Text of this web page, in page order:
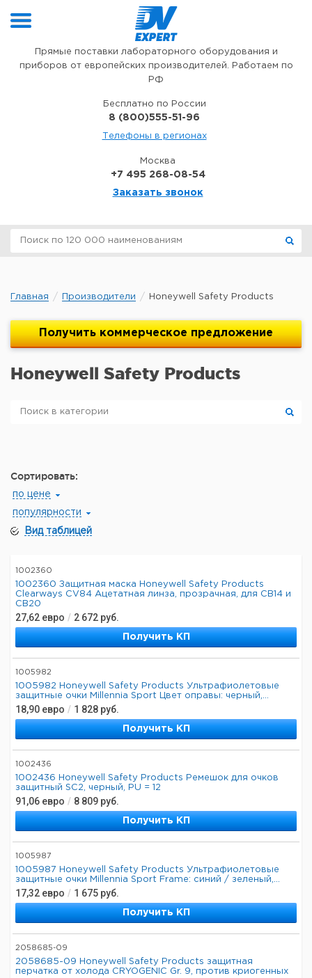
Прямые поставки лабораторного оборудования и
приборов от европейских производителей. Работаем по
РФ
Бесплатно по России
8 (800)555-51-96
Телефоны в регионах
Москва
+7 495 268-08-54
Заказать звонок
Главная Производители Honeywell Safety Products
Получить коммерческое предложение
Honeywell Safety Products
Сортировать:
по цене
популярности
Вид таблицей
1002360
1002360 Защитная маска Honeywell Safety Products
Clearways CV84 Ацетатная линза, прозрачная, для CB14 и
CB20
27,62 евро / 2 672 руб.
Получить КП
1005982
1005982 Honeywell Safety Products Ультрафиолетовые
защитные очки Millennia Sport Цвет оправы: черный,...
18,90 евро / 1 828 руб.
Получить КП
1002436
1002436 Honeywell Safety Products Ремешок для очков
защитный SC2, черный, PU = 12
91,06 евро / 8 809 руб.
Получить КП
1005987
1005987 Honeywell Safety Products Ультрафиолетовые
защитные очки Millennia Sport Frame: синий / зеленый,...
17,32 евро / 1 675 руб.
Получить КП
2058685-09
2058685-09 Honeywell Safety Products защитная
перчатка от холода CRYOGENIC Gr. 9, против криогенных